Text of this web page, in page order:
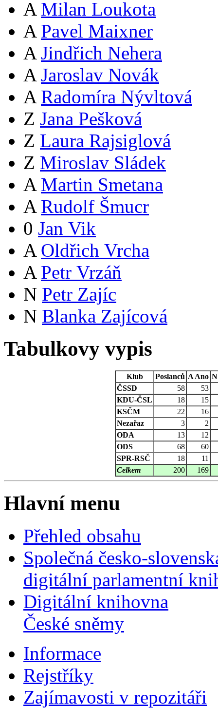
A Milan Loukota
A Pavel Maixner
A Jindřich Nehera
A Jaroslav Novák
A Radomíra Nývltová
Z Jana Pešková
Z Laura Rajsiglová
Z Miroslav Sládek
A Martin Smetana
A Rudolf Šmucr
0 Jan Vik
A Oldřich Vrcha
A Petr Vrzáň
N Petr Zajíc
N Blanka Zajícová
Tabulkovy vypis
Klub Poslanců A Ano N
ČSSD
58
53
KDU-ČSL
18
15
KSČM
22
16
Nezařaz
3
2
ODA
13
12
ODS
68
60
SPR-RSČ
18
11
Celkem
200 169
Hlavní menu
Přehled obsahu
Společná česko-
digitální parlamentní
Digitální knihovna
České sněmy
Informace
Rejstříky
Zajímavosti v repozitáři